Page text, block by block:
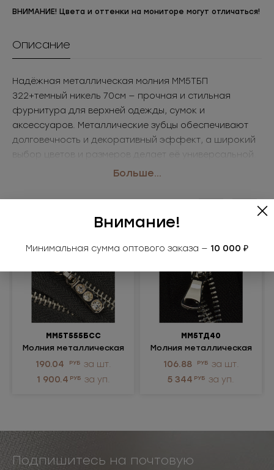
ВНИМАНИЕ! Цвета и оттенки на мониторе могут отличаться!
Описание
Надёжная металлическая молния ММ5ТБП
322+темный никель 70см — прочная и стильная
фурнитура для верхней одежды, сумок и
аксессуаров. Металлические зубцы обеспечивают
долговечность и декоративный эффект, а широкий
выбор цветов и размеров делает её универсальной.
Применение: куртки, пальто, сумки, аксессуары
Больше...
ММ5Т555БСС
Молния металлическая
разъемная 5Т
190.04 РУБ за шт.
1 900.4 РУБ за уп.
ММ5ТД40
Молния металлическая
неразъемная 5Т
106.88 РУБ за шт.
5 344 РУБ за уп.
Подпишитесь на почтовую
Внимание!
Минимальная сумма оптового заказа — 10 000 ₽